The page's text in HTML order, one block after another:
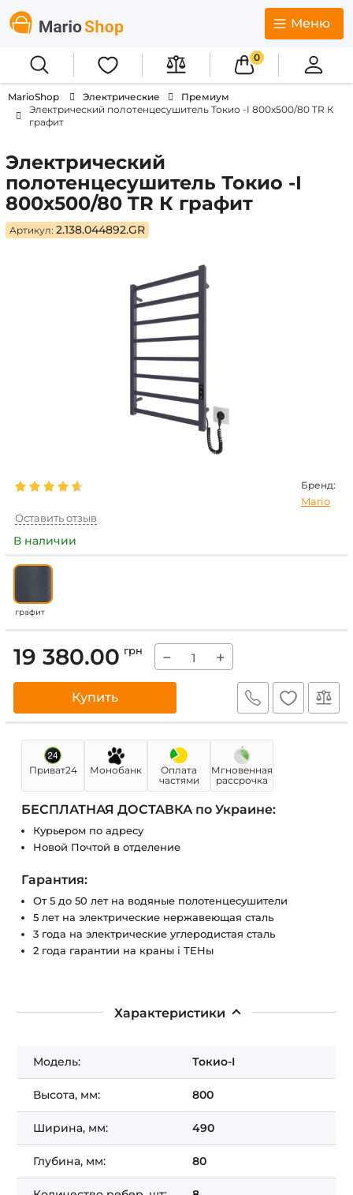
Меню
0
MarioShop Электрические
Премиум
Электрический полотенцесушитель Токио -I 800x500/80 TR К
графит
Электрический
полотенцесушитель Токио -I
800x500/80 TR К графит
Артикул: 2.138.044892.GR
Бренд:
Mario
Оставить отзыв
В наличии
графит
19 380.00 грн − +
Купить
Приват24 Монобанк
Оплата
частями
Мгновенная
рассрочка
БЕСПЛАТНАЯ ДОСТАВКА по Украине:
Курьером по адресу
Новой Почтой в отделение
Гарантия:
От 5 до 50 лет на водяные полотенцесушители
5 лет на электрические нержавеющая сталь
3 года на электрические углеродистая сталь
2 года гарантии на краны і ТЕНы
Характеристики
Модель: Токио-I
Высота, мм: 800
Ширина, мм: 490
Глубина, мм: 80